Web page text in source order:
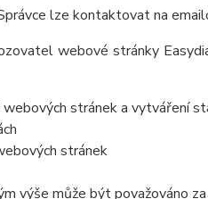
lze kontaktovat na
webové stránky
stránek a vytváření
stránek
výše může být považováno